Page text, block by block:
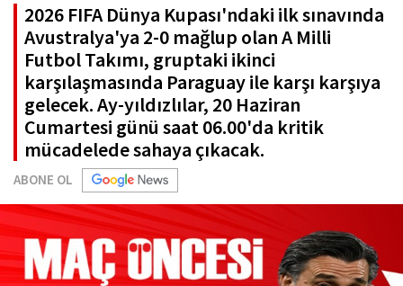
2026 FIFA Dünya Kupası'ndaki ilk sınavında
Avustralya'ya 2-0 mağlup olan A Milli
Futbol Takımı, gruptaki ikinci
karşılaşmasında Paraguay ile karşı karşıya
gelecek. Ay-yıldızlılar, 20 Haziran
Cumartesi günü saat 06.00'da kritik
mücadelede sahaya çıkacak.
ABONE OL